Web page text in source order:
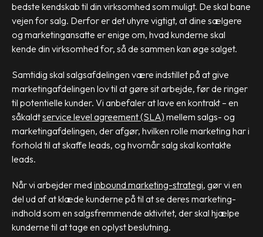
bedste kendskab til din virksomhed som muligt. De skal bane
vejen for salg. Derfor er det uhyre vigtigt, at dine sælgere
og marketingansatte er enige om, hvad kunderne skal
kende din virksomhed for, så de sammen kan øge salget.
Samtidig skal salgsafdelingen være indstillet på at give
marketingafdelingen lov til at gøre sit arbejde, før de ringer
til potentielle kunder. Vi anbefaler at lave en kontrakt – en
såkaldtservice level agreement (SLA) mellem salgs- og
marketingafdelingen, der afgør, hvilken rolle marketing har i
forhold til at skaffe leads, og hvornår salg skal kontakte
leads.
Når vi arbejder med inbound marketing-strategi, gør vi en
del ud af at klæde kunderne på til at se deres marketing-
indhold som en salgsfremmende aktivitet, der skal hjælpe
kunderne til at tage en oplyst beslutning.